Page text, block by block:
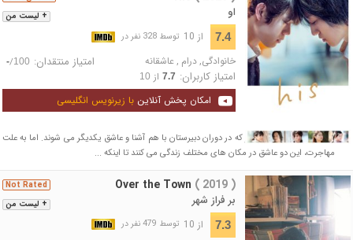
+ لیست من او
7.4 از 10 توسط 328 نفر در
خانوادگی,درام ,عاشقانه امتیاز منتقدان: -/100
امتیاز کاربران: 7.7از 10
امکان پخش آنلاین با زیرنویس انگلیسی
فیلم داستان دو دانش آموز که در دوران دبیرستان با هم آشنا و عاشق یکدیگر می شوند. اما به علت
مهاجرت، این دو عاشق در مکان های مختلف زندگی می کنند تا اینکه ...
+ لیست من
Not Rated Over the Town ( 2019 )
بر فراز شهر
7.3 از 10 توسط 479 نفر در